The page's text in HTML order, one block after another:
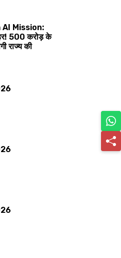
Mission:
500 करोड़ के
राज्य की